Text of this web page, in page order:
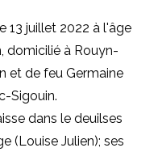
13 juillet 2022 à l'âge
domicilié à Rouyn-
et de feu Germaine
Sigouin.
dans le deuilses
(Louise Julien); ses